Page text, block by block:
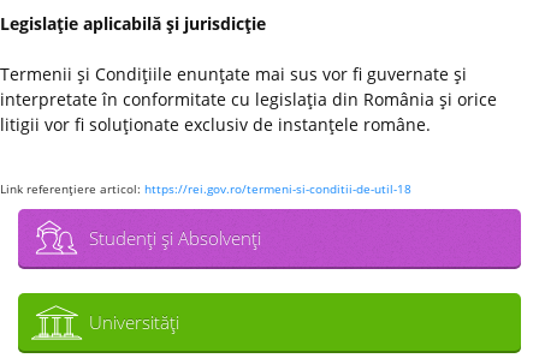
Legislaţie aplicabilă şi jurisdicţie
Termenii şi Condiţiile enunţate mai sus vor fi guvernate şi
interpretate în conformitate cu legislaţia din România şi orice
litigii vor fi soluţionate exclusiv de instanţele române.
Link referenţiere articol: https://rei.gov.ro/termeni-si-conditii-de-util-18
Studenţi şi Absolvenţi
Universităţi